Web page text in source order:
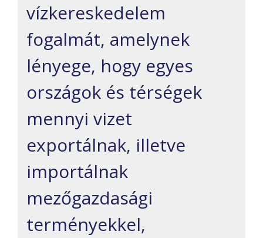
vízkereskedelem
fogalmát, amelynek
lényege, hogy egyes
országok és térségek
mennyi vizet
exportálnak, illetve
importálnak
mezőgazdasági
terményekkel,